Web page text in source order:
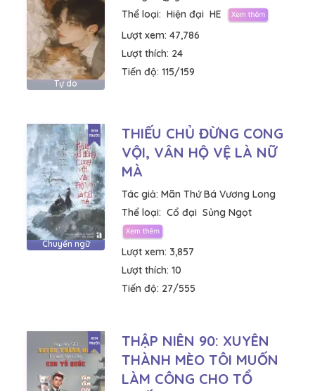
Tự do
Thể loại: Hiện đại HE
Lượt xem: 47,786
Lượt thích: 24
Tiến độ: 115/159
Chuyển ngữ
THIẾU CHỦ ĐỪNG CONG
VỘI, VÂN HỘ VỆ LÀ NỮ
MÀ
Tác giả: Mãn Thứ Bá Vương Long
Thể loại: Cổ đại Sủng Ngọt
Lượt xem: 3,857
Lượt thích: 10
Tiến độ: 27/555
THẬP NIÊN 90: XUYÊN
THÀNH MÈO TÔI MUỐN
LÀM CÔNG CHO TỔ